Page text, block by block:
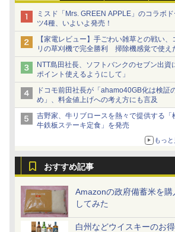
ミスド「Mrs. GREEN APPLE」のコラボド
ツ4種、いよいよ発売！
【家電レビュー】手ごわい雑草との戦い、
リの草刈機で完全勝利 掃除機感覚で使え
NTT島田社長、ソフトバンクのセブン出資
ポイント使えるようにして」
ドコモ前田社長が「ahamo40GB化は検証
め」、料金値上げへの考え方にも言及
吉野家、牛リブロースを熱々で提供する「
牛鉄板ステーキ定食」を発売
もっ
おすすめ記事
Amazonの政府備蓄米を購
してみた
白州などウイスキーのお
新潟ケンベイ【精米】
新潟県産にじのきらめ
7
新潟県産新之助 無洗米
5kg 令和7年産
8
米 5kg 新潟県
しっかり 冷
【数量限定】フロム・
ザ・バレル モルトウイ
7
ティーチャーズ ハイラ
ンドクリーム 4000ml
8
サントリー シ
2026 化粧箱
マルちゃん マルちゃん
ZUBAAAN! 横浜家系
7
カップヌードル カップ
ヌードルPRO しょうゆ
8
カップヌード
プ] 日清食品
パナソニック オーブン
レンジ スチーム ビスト
サー 時短料理 スマホ連
携 ブラック NE-
7
日立 過熱水蒸気 オーブ
ンレンジ ヘルシーシェ
ブン
8
コンフィー
ル 発酵・ト
~1000W高出
スチーム調理
ブラック CF-